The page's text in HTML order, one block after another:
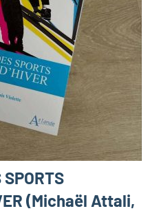
SPORTS
(Michaël Attali,